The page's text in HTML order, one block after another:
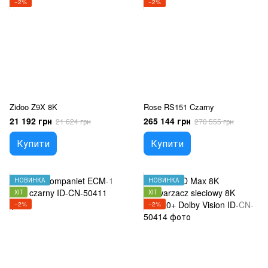
−2%
Zidoo Z9X 8K
21 192 грн 21 624 грн
Купити
−2%
Rose RS151 Czarny
265 144 грн 270 555 грн
Купити
НОВИНКА
ХІТ
−2%
НОВИНКА
ХІТ
−2%